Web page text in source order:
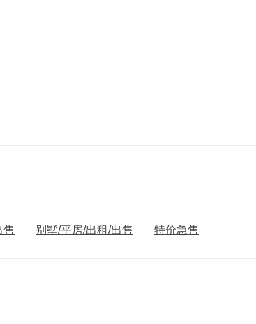
售 别墅/平房/出租/出售 特价急售